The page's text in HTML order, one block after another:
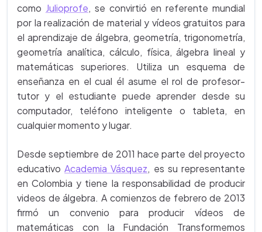
como Julioprofe, se convirtió en referente mundial
por la realización de material y vídeos gratuitos para
el aprendizaje de álgebra, geometría, trigonometría,
geometría analítica, cálculo, física, álgebra lineal y
matemáticas superiores. Utiliza un esquema de
enseñanza en el cual él asume el rol de profesor-
tutor y el estudiante puede aprender desde su
computador, teléfono inteligente o tableta, en
cualquier momento y lugar.
Desde septiembre de 2011 hace parte del proyecto
educativoAcademia Vásquez, es su representante
en Colombia y tiene la responsabilidad de producir
videos de álgebra. A comienzos de febrero de 2013
firmó un convenio para producir vídeos de
matemáticas con la Fundación Transformemos